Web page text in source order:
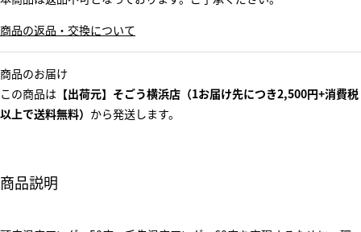
商品の返品・交換について
商品のお届け
この商品は 【出荷元】そごう横浜店（1お届け先につき2,500円+消費税
以上で送料無料） から発送します。
商品説明